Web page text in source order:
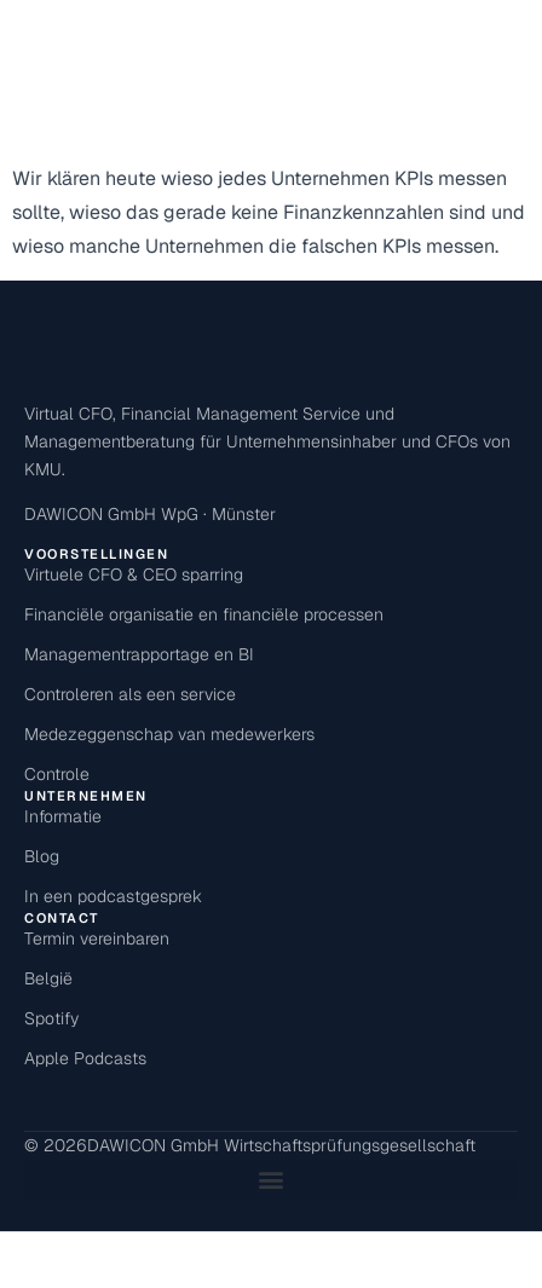
Wir klären heute wieso jedes Unternehmen KPIs messen
sollte, wieso das gerade keine Finanzkennzahlen sind und
wieso manche Unternehmen die falschen KPIs messen.
Virtual CFO, Financial Management Service und
Managementberatung für Unternehmensinhaber und CFOs von
KMU.
DAWICON GmbH WpG · Münster
VOORSTELLINGEN
Virtuele CFO & CEO sparring
Financiële organisatie en financiële processen
Managementrapportage en BI
Controleren als een service
Medezeggenschap van medewerkers
Controle
UNTERNEHMEN
Informatie
Blog
In een podcastgesprek
CONTACT
Termin vereinbaren
België
Spotify
Apple Podcasts
© 2026DAWICON GmbH Wirtschaftsprüfungsgesellschaft